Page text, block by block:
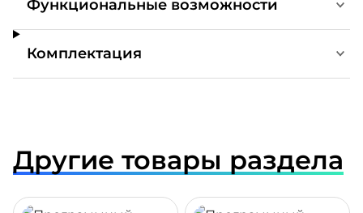
Функциональные возможности
Комплектация
Другие товары раздела
ПОДРОБНЕЕ